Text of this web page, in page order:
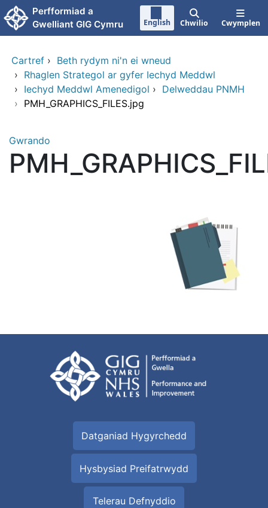
Neidio i'r prif gynnwy
Perfformiad a
Gwelliant GIG Cymru
English Chwilio Cwymplen
Cartref › Beth rydym ni'n ei wneud
› Rhaglen Strategol ar gyfer Iechyd Meddwl
› Iechyd Meddwl Amenedigol › Delweddau PNMH
› PMH_GRAPHICS_FILES.jpg
Gwrando
Datganiad Hygyrchedd
Hysbysiad Preifatrwydd
Telerau Defnyddio